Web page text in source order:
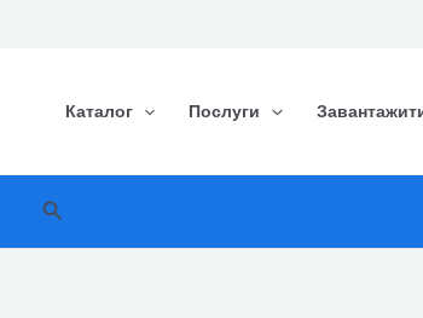
Каталог Послуги
Пошук